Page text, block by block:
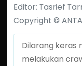
Editor: Tasrief
Copyright ©
Dilarang keras
melakukan